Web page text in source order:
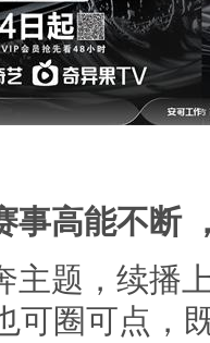
事高能不断
主题，续播
可圈可点，